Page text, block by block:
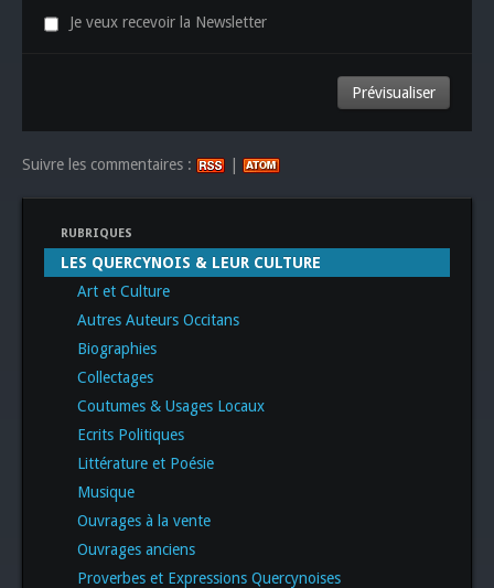
Je veux recevoir la Newsletter
Suivre les commentaires : |
RUBRIQUES
LES QUERCYNOIS & LEUR CULTURE
Art et Culture
Autres Auteurs Occitans
Biographies
Collectages
Coutumes & Usages Locaux
Ecrits Politiques
Littérature et Poésie
Musique
Ouvrages à la vente
Ouvrages anciens
Proverbes et Expressions Quercynoises